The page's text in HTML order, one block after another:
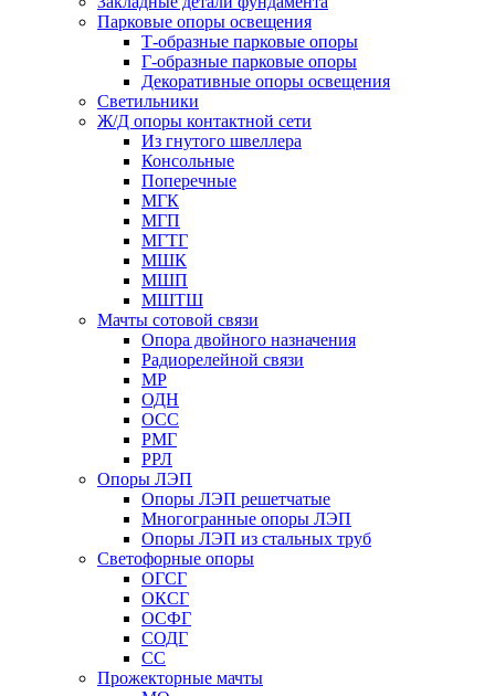
Парковые опоры освещения
Т-образные парковые опоры
Г-образные парковые опоры
Декоративные опоры освещения
Светильники
Ж/Д опоры контактной сети
Из гнутого швеллера
Консольные
Поперечные
МГК
МГП
МГТГ
МШК
МШП
МШТШ
Мачты сотовой связи
Опора двойного назначения
Радиорелейной связи
МР
ОДН
ОСС
РМГ
РРЛ
Опоры ЛЭП
Опоры ЛЭП решетчатые
Многогранные опоры ЛЭП
Опоры ЛЭП из стальных труб
Светофорные опоры
ОГСГ
ОКСГ
ОСФГ
СОДГ
СС
Прожекторные мачты